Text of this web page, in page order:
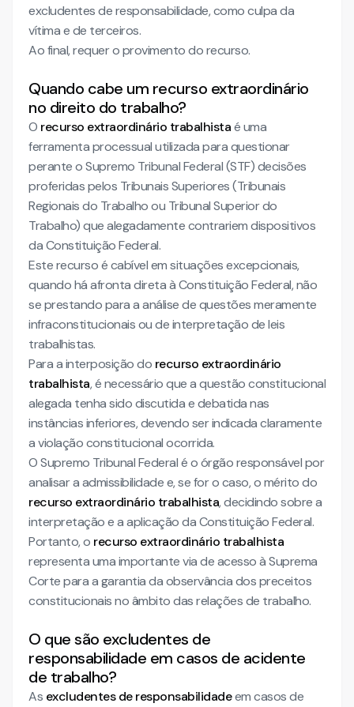
excludentes de responsabilidade, como culpa da
vítima e de terceiros.
Ao final, requer o provimento do recurso.
Quando cabe um recurso extraordinário
no direito do trabalho?
O recurso extraordinário trabalhistaé uma
ferramenta processual utilizada para questionar
perante o Supremo Tribunal Federal (STF) decisões
proferidas pelos Tribunais Superiores (Tribunais
Regionais do Trabalho ou Tribunal Superior do
Trabalho) que alegadamente contrariem dispositivos
da Constituição Federal.
Este recurso é cabível em situações excepcionais,
quando há afronta direta à Constituição Federal, não
se prestando para a análise de questões meramente
infraconstitucionais ou de interpretação de leis
trabalhistas.
Para a interposição do recurso extraordinário
trabalhista, é necessário que a questão constitucional
alegada tenha sido discutida e debatida nas
instâncias inferiores, devendo ser indicada claramente
a violação constitucional ocorrida.
O Supremo Tribunal Federal é o órgão responsável por
analisar a admissibilidade e, se for o caso, o mérito do
recurso extraordinário trabalhista, decidindo sobre a
interpretação e a aplicação da Constituição Federal.
Portanto, o recurso extraordinário trabalhista
representa uma importante via de acesso à Suprema
Corte para a garantia da observância dos preceitos
constitucionais no âmbito das relações de trabalho.
O que são excludentes de
responsabilidade em casos de acidente
de trabalho?
As excludentes de responsabilidadeem casos de